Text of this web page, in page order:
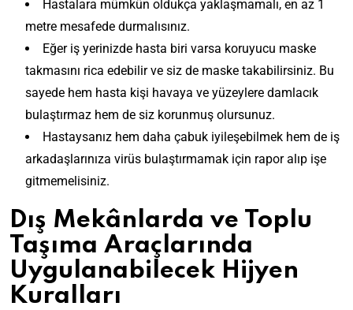
Hastalara mümkün oldukça yaklaşmamalı, en az 1
metre mesafede durmalısınız.
Eğer iş yerinizde hasta biri varsa koruyucu maske
takmasını rica edebilir ve siz de maske takabilirsiniz. Bu
sayede hem hasta kişi havaya ve yüzeylere damlacık
bulaştırmaz hem de siz korunmuş olursunuz.
Hastaysanız hem daha çabuk iyileşebilmek hem de iş
arkadaşlarınıza virüs bulaştırmamak için rapor alıp işe
gitmemelisiniz.
Dış Mekânlarda ve Toplu
Taşıma Araçlarında
Uygulanabilecek Hijyen
Kuralları